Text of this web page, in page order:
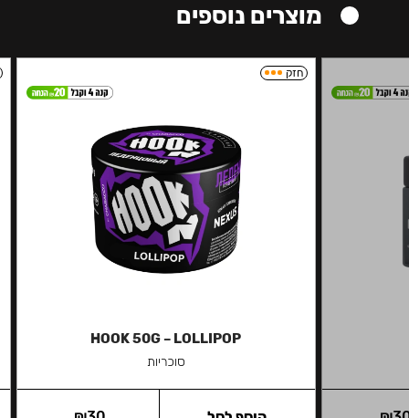
מוצרים נוספים
חזק
HOOK 50G – LOLLIPOP
סוכריות